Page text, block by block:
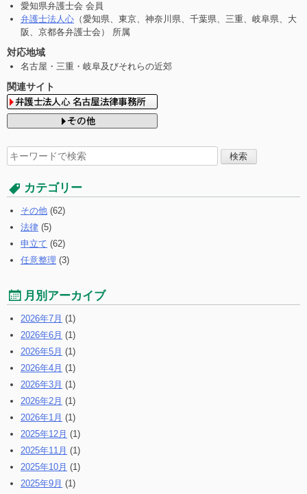
愛知県弁護士会 会員
弁護士法人心 （愛知県、東京、神奈川県、千葉県、三重、岐阜県、大
阪、京都各弁護士会） 所属
対応地域
名古屋・三重・岐阜及びそれらの近郊
関連サイト
検
索
す
る:
カテゴリー
その他 (62)
法律 (5)
申立て (62)
任意整理 (3)
月別アーカイブ
2026年7月 (1)
2026年6月 (1)
2026年5月 (1)
2026年4月 (1)
2026年3月 (1)
2026年2月 (1)
2026年1月 (1)
2025年12月 (1)
2025年11月 (1)
2025年10月 (1)
2025年9月 (1)